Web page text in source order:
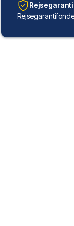
Rejsegaranti